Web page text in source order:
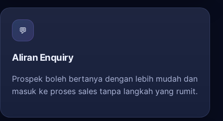
💬
Aliran Enquiry
Prospek boleh bertanya dengan lebih mudah dan
masuk ke proses sales tanpa langkah yang rumit.